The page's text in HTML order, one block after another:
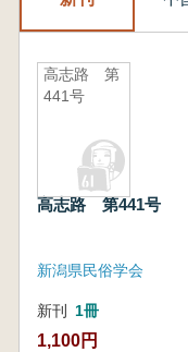
高志路 第
441号
高志路 第441号
新潟県民俗学会
新刊 1冊
1,100円